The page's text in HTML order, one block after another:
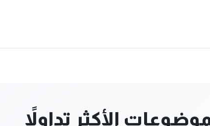
الأكثر تداولاً